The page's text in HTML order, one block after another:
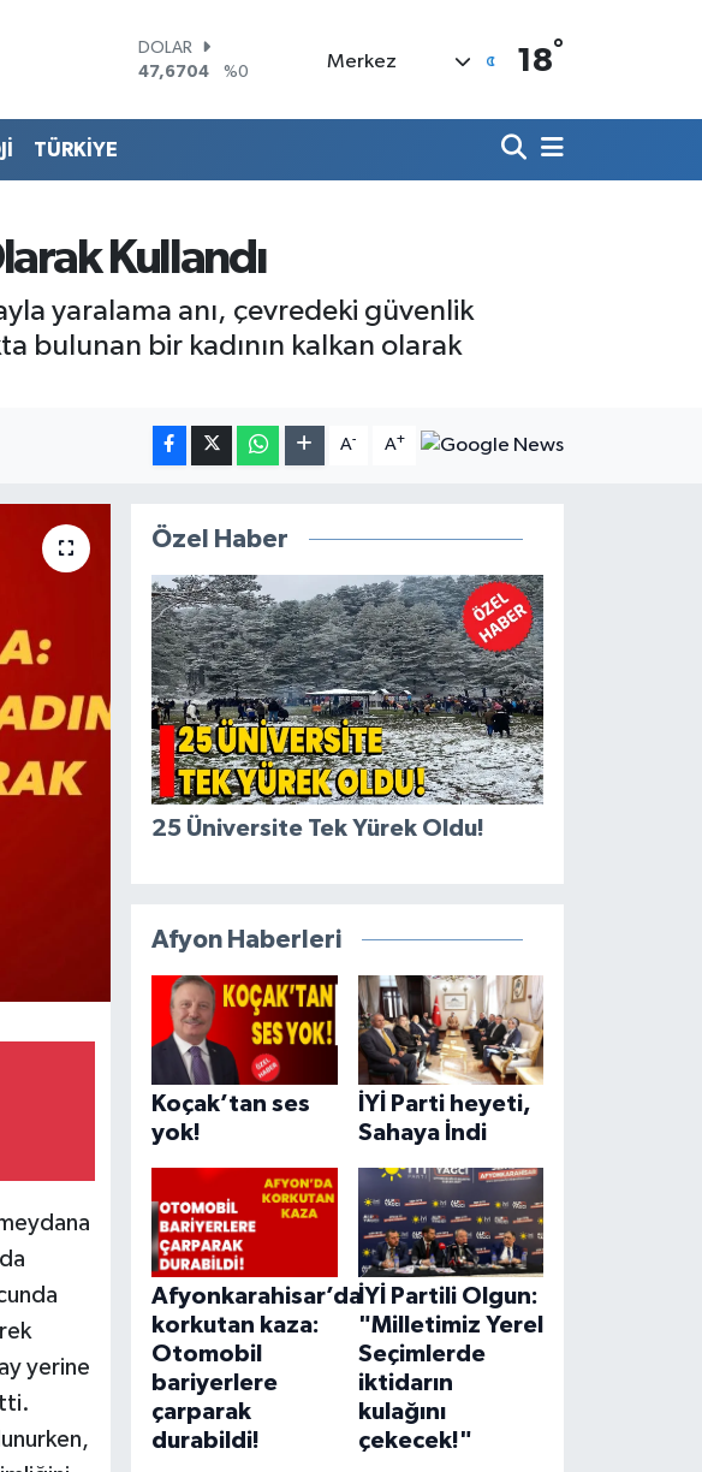
DOLAR
47,6704
%0
55,0406
%-0.08
BİST100
13.799
%70
64.225,61
%-0.63
Merkez 18°
TÜRKİYE
Kullandı
yaralama anı, çevredeki güvenlik
bulunan bir kadının kalkan olarak
A- A+
yerine
Özel Haber
25 Üniversite Tek Yürek Oldu!
Afyon Haberleri
Koçak’tan ses
yok!
İYİ Parti heyeti,
Sahaya İndi
Afyonkarahisar’da
korkutan kaza:
Otomobil
bariyerlere
çarparak
durabildi!
İYİ Partili Olgun:
"Milletimiz Yerel
Seçimlerde
iktidarın
kulağını
çekecek!"